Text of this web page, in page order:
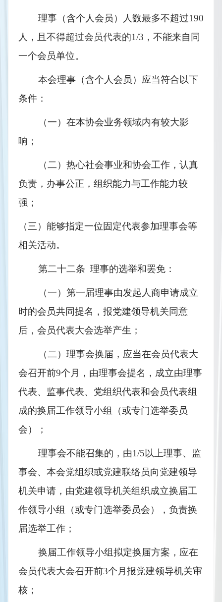
理事（含个人会员）人数最多不超过190
人，
且不得超过会员代表的1/3， 不能来自同
一个会员单位。
本会理事（含个人会员）应当符合以下
条件：
（一）在本协会业务领域内有较大影
响；
（二）热心社会事业和协会工作，认真
负责，办事公正，组织能力与工作能力较
强；
（三）能够指定一位固定代表参加理事会等
相关活动。
第二十二条  理事的选举和罢免：
（一）第一届理事由发起人商申请成立
时的会员共同提名，报党建领导机关同意
后，会员代表大会选举产生；
（二）理事会换届，应当在会员代表大
会召开前9个月，由理事会提名，成立由理事
代表、监事代表、党组织代表和会员代表组
成的换届工作领导小组（或专门选举委员
会）；
理事会不能召集的，由1/5以上理事、监
事会、本会党组织或党建联络员向党建领导
机关申请，由党建领导机关组织成立换届工
作领导小组（或专门选举委员会），负责换
届选举工作；
换届工作领导小组拟定换届方案，应在
会员代表大会召开前3个月报党建领导机关审
核；